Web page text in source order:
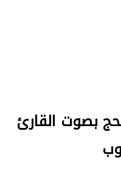
بصوت القارئ